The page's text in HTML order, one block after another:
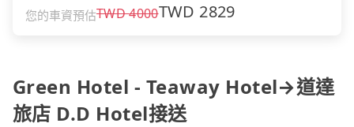
您的車資預估TWD4000TWD 2829
Green Hotel - Teaway Hotel→道達
旅店 D.D Hotel接送